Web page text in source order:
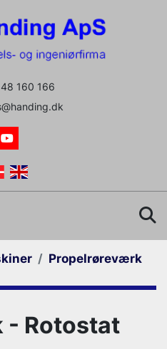
160 166
youtube
Propelrøreværk
- Rotostat